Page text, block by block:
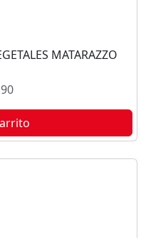
MATARAZZO